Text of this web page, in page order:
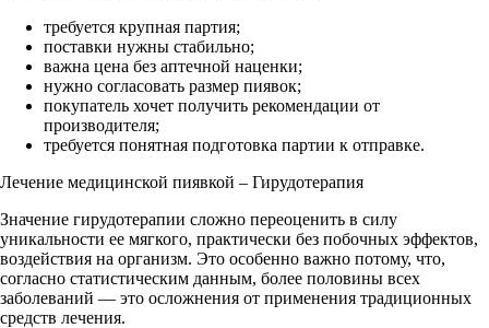
требуется крупная партия;
поставки нужны стабильно;
важна цена без аптечной наценки;
нужно согласовать размер пиявок;
покупатель хочет получить рекомендации от
производителя;
требуется понятная подготовка партии к отправке.
Лечение медицинской пиявкой – Гирудотерапия
Значение гирудотерапии сложно переоценить в силу
уникальности ее мягкого, практически без побочных эффектов,
воздействия на организм. Это особенно важно потому, что,
согласно статистическим данным, более половины всех
заболеваний — это осложнения от применения традиционных
средств лечения.